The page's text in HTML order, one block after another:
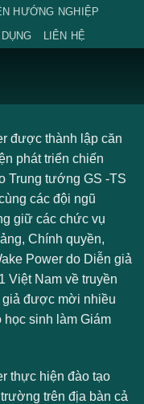
HƯỚNG NGHIỆP
LIÊN HỆ
được thành lập căn
phát triển chiến
Trung tướng GS -TS
các đội ngũ
giữ các chức vụ
Chính quyền,
Power do Diễn giả
Việt Nam về truyền
giả được mời nhiều
học sinh làm Giám
thực hiện đào tạo
trên địa bàn cả